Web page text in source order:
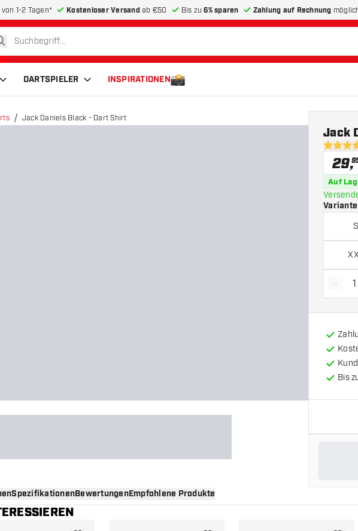
1-2 Tagen* Kostenloser Versandab €50 Bis zu6% sparen Zahlung auf Rechnung
DARTSPIELER INSPIRATIONEN
Jack Daniels Black - Dart Shirt
4.6
Jack
29,
Auf
S
-
Bis
SpezifikationenBewertungenEmpfohlene Produkte